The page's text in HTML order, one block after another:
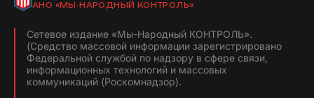
АНО «МЫ-НАРОДНЫЙ КОНТРОЛЬ»
Сетевое издание «Мы-Народный КОНТРОЛЬ».
(Средство массовой информации зарегистрировано
Федеральной службой по надзору в сфере связи,
информационных технологий и массовых
коммуникаций (Роскомнадзор).